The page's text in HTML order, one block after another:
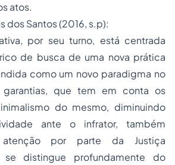
atos.
dos Santos (2016, s.p):
por seu turno, está centrada
de busca de uma nova prática
como um novo paradigma no
que tem em conta os
do mesmo, diminuindo
ante o infrator, também
por parte da Justiça
se distingue profundamente do